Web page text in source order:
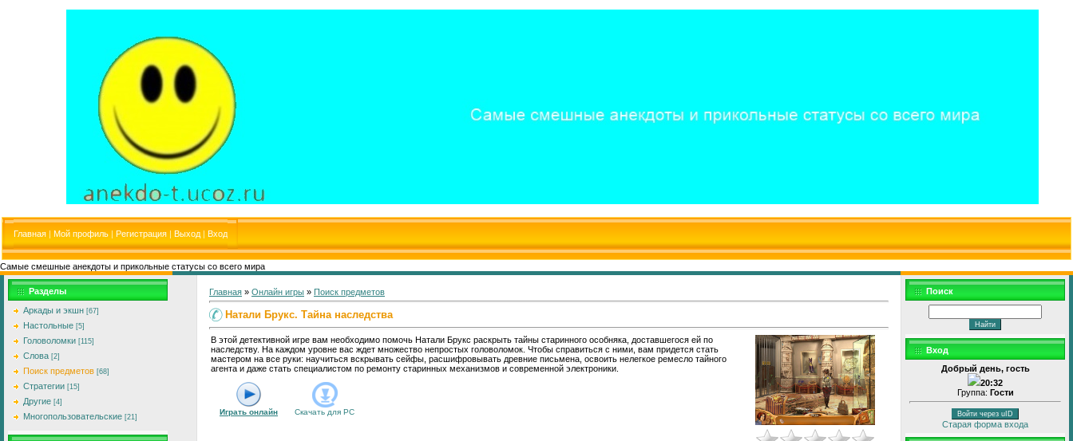
Главная | Мой профиль | Регистрация | Выход | Вход
Самые смешные анекдоты и прикольные статусы со всего мира
Разделы
Аркады и экшн [67]
Настольные [5]
Головоломки [115]
Слова [2]
Поиск предметов [68]
Стратегии [15]
Другие [4]
Многопользовательские [21]
Главная » Онлайн игры » Поиск предметов
Натали Брукс. Тайна наследства
В этой детективной игре вам необходимо помочь Натали Брукс раскрыть тайны старинного особняка, доставшегося ей по
наследству. На каждом уровне вас ждет множество непростых головоломок. Чтобы справиться с ними, вам придется стать
мастером на все руки: научиться вскрывать сейфы, расшифровывать древние письмена, освоить нелегкое ремесло тайного
агента и даже стать специалистом по ремонту старинных механизмов и современной электроники.
Играть онлайн Скачать для PC
Поиск
Вход
Добрый день, гость
20:32
Группа: Гости
Войти через uID
Старая форма входа